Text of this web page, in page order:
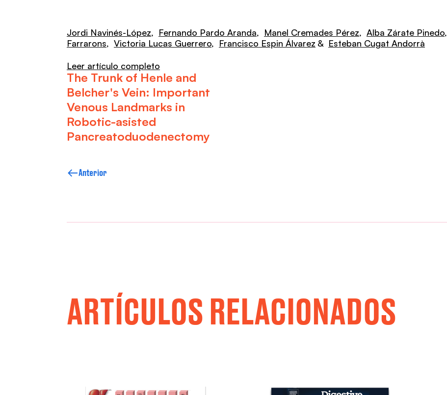
Jordi Navinés-López, Fernando Pardo Aranda, Manel Cremades Pérez, Alba Zárate Pinedo,
Farrarons, Victoria Lucas Guerrero, Francisco Espin Álvarez & Esteban Cugat Andorrà
Leer artículo completo
The Trunk of Henle and
Belcher's Vein: Important
Venous Landmarks in
Robotic-asisted
Pancreatoduodenectomy
Anterior
ARTÍCULOS RELACIONADOS